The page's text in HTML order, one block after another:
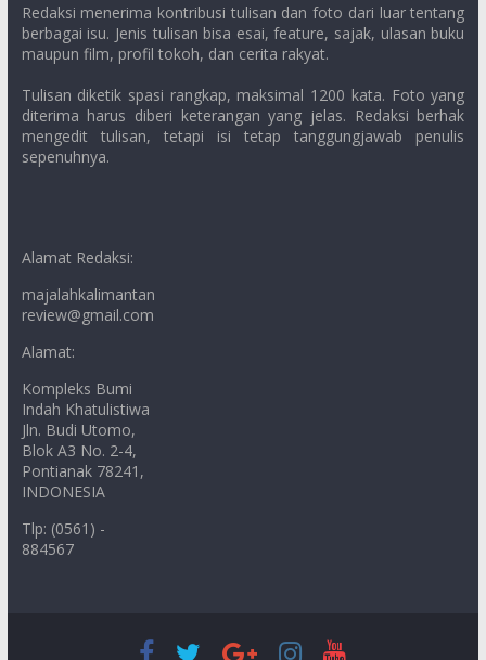
Redaksi menerima kontribusi tulisan dan foto dari luar tentang
berbagai isu. Jenis tulisan bisa esai, feature, sajak, ulasan buku
maupun film, profil tokoh, dan cerita rakyat.
Tulisan diketik spasi rangkap, maksimal 1200 kata. Foto yang
diterima harus diberi keterangan yang jelas. Redaksi berhak
mengedit tulisan, tetapi isi tetap tanggungjawab penulis
sepenuhnya.
Alamat Redaksi:
majalahkalimantan
review@gmail.com
Alamat:
Kompleks Bumi
Indah Khatulistiwa
Jln. Budi Utomo,
Blok A3 No. 2-4,
Pontianak 78241,
INDONESIA
Tlp: (0561) -
884567